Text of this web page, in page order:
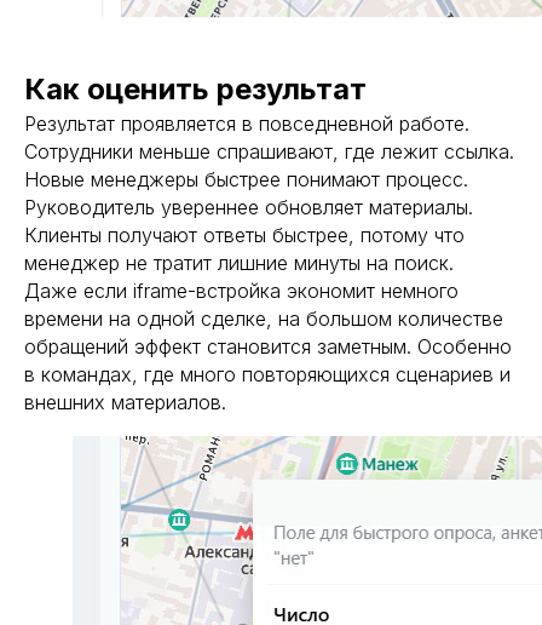
Как оценить результат
Результат проявляется в повседневной работе.
Сотрудники меньше спрашивают, где лежит ссылка.
Новые менеджеры быстрее понимают процесс.
Руководитель увереннее обновляет материалы.
Клиенты получают ответы быстрее, потому что
менеджер не тратит лишние минуты на поиск.
Даже если iframe-встройка экономит немного
времени на одной сделке, на большом количестве
обращений эффект становится заметным. Особенно
в командах, где много повторяющихся сценариев и
внешних материалов.